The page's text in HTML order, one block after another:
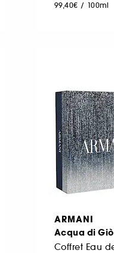
99,40€ / 100ml
ARMANI
Acqua di Giò